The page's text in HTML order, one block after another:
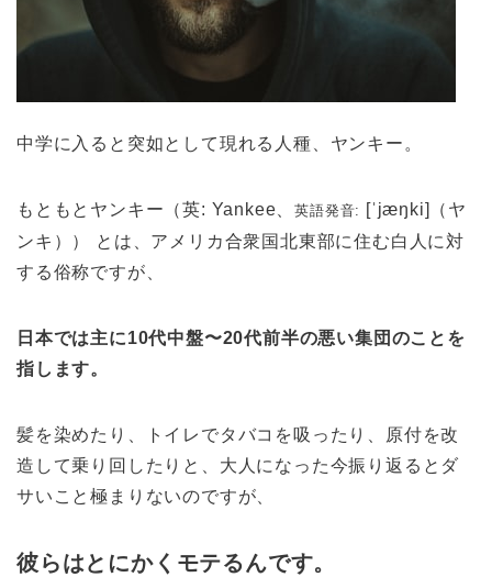
中学に入ると突如として現れる人種、ヤンキー。
もともとヤンキー（英: Yankee 、英語発音: [ˈjæŋki]
（ヤ
ンキ）） とは、アメリカ合衆国北東部に住む白人に対
する俗称ですが、
日本では主に10代中盤〜20代前半の悪い集団のことを
指します。
髪を染めたり、トイレでタバコを吸ったり、原付を改
造して乗り回したりと、大人になった今振り返るとダ
サいこと極まりないのですが、
彼らはとにかくモテるんです。